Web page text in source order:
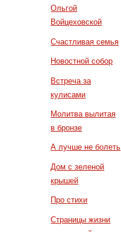
Ольгой
Войцеховской
Счастливая семья
Новостной собор
Встреча за
кулисами
Молитва вылитая
в бронзе
А лучше не болеть
Дом с зеленой
крышей
Про стихи
Страницы жизни